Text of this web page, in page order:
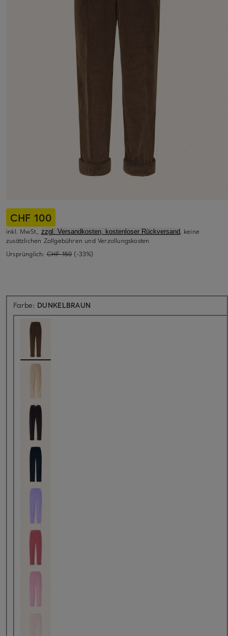
CHF 100
inkl. MwSt., zzgl. Versandkosten, kostenloser Rückversand, keine
zusätzlichen Zollgebühren und Verzollungskosten
Ursprünglich: CHF 150 (-33%)
Farbe: DUNKELBRAUN